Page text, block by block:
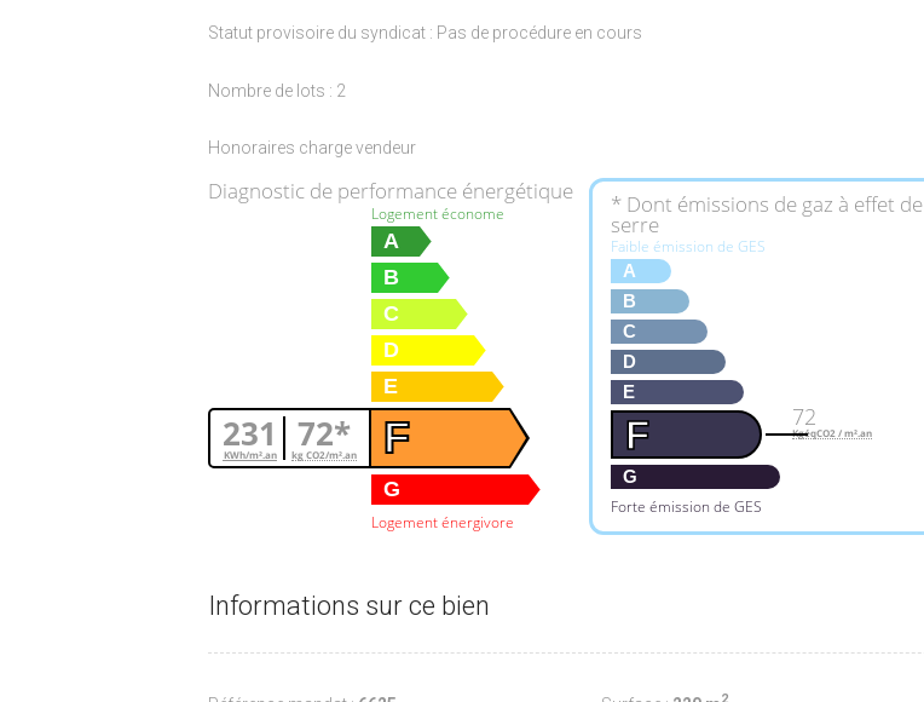
Statut provisoire du syndicat : Pas de procédure en cours
Nombre de lots : 2
Honoraires charge vendeur
Diagnostic de performance énergétique
231
KWh/m².an 72*
kg CO2/m².an
Logement économe
A
B
C
D
E
F
G
Logement énergivore
* Dont émissions de gaz à effet de
serre
Faible émission de GES
A
B
C
D
E
F
G
Forte émission de GES
72
KgéqCO2 / m².an
Informations sur ce bien